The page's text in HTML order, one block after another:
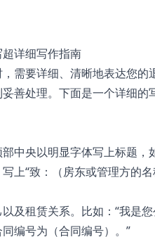
详细写作指南
需要详细、清晰地表达您
善处理。下面是一个详细
中央以明显字体写上标题，
上“致：（房东或管理方的名
以及租赁关系。比如：“我是
同编号为（合同编号）。”